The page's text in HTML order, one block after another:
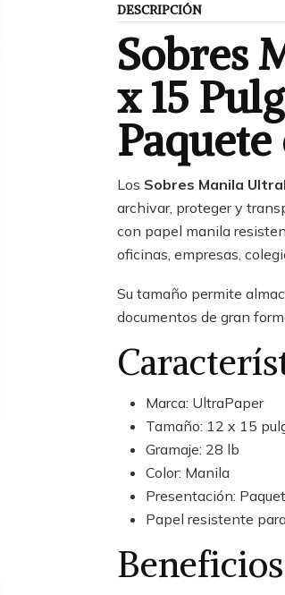
DESCRIPCIÓN
Sobres
x 15
Los Sobres Manila
archivar, proteger y
con papel manila
oficinas, empresas,
Su tamaño permite
documentos de gran
Marca: UltraPaper
Tamaño: 12 x 15
Gramaje: 28 lb
Color: Manila
Presentación:
Papel resistente
Beneficios